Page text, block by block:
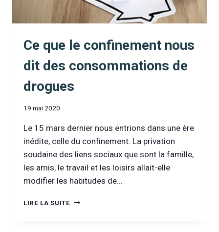
Ce que le confinement nous
dit des consommations de
drogues
19 mai 2020
Le 15 mars dernier nous entrions dans une ère
inédite, celle du confinement. La privation
soudaine des liens sociaux que sont la famille,
les amis, le travail et les loisirs allait-elle
modifier les habitudes de…
LIRE LA SUITECE